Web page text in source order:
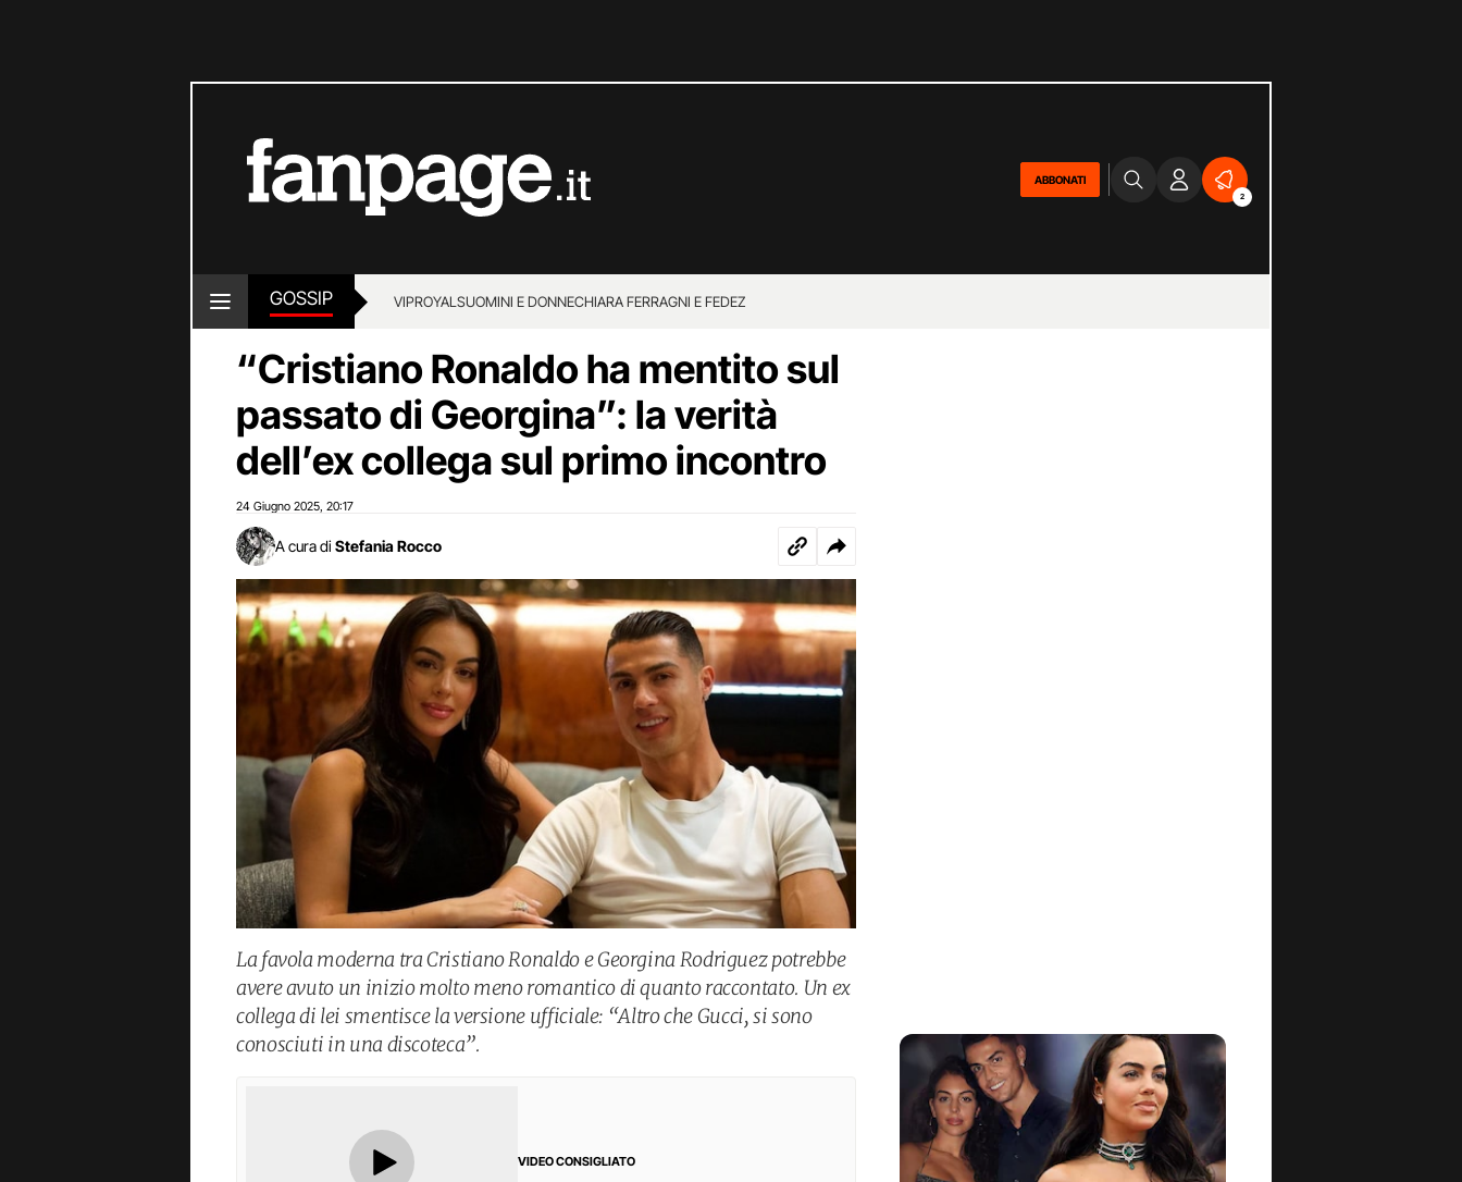
ABBONATI
2
GOSSIP VIPROYALSUOMINI E DONNECHIARA FERRAGNI E FEDEZ
“Cristiano Ronaldo ha mentito sul
passato di Georgina”: la verità
dell’ex collega sul primo incontro
24 Giugno 2025 20:17
A cura di Stefania Rocco
La favola moderna tra Cristiano Ronaldo e Georgina Rodriguez potrebbe
avere avuto un inizio molto meno romantico di quanto raccontato. Un ex
collega di lei smentisce la versione ufficiale: “Altro che Gucci, si sono
conosciuti in una discoteca”.
VIDEO CONSIGLIATO